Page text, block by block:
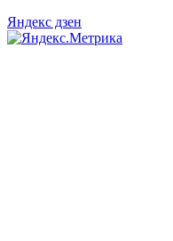
Яндекс дзен